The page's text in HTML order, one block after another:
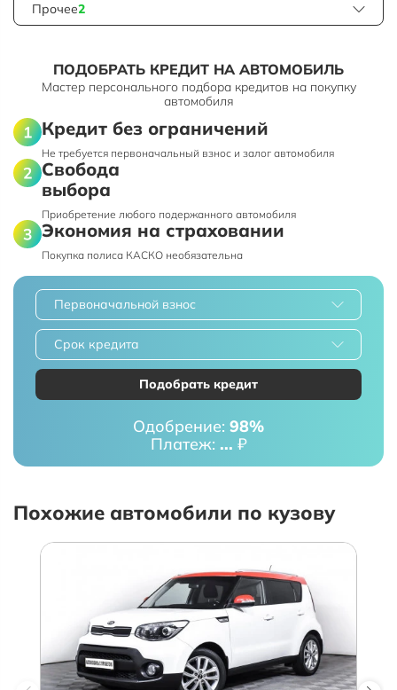
Прочее2
ПОДОБРАТЬ КРЕДИТ НА АВТОМОБИЛЬ
Мастер персонального подбора кредитов на покупку
автомобиля
Кредит без ограничений
Не требуется первоначальный взнос и залог автомобиля
Свобода
выбора
Приобретение любого подержанного автомобиля
Экономия на страховании
Покупка полиса КАСКО необязательна
Первоначальной взнос
Срок кредита
Подобрать кредит
Одобрение: 98%
Платеж: ... ₽
Похожие автомобили по кузову